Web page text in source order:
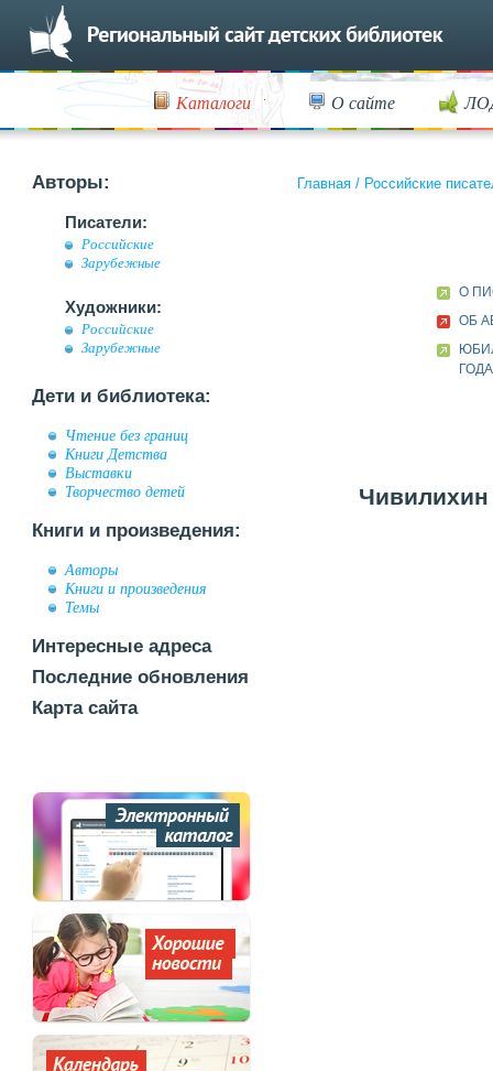
Каталоги О сайте
Авторы:
Писатели:
Российские
Зарубежные
Художники:
Российские
Зарубежные
Дети и библиотека:
Чтение без границ
Книги Детства
Выставки
Творчество детей
Книги и произведения:
Авторы
Книги и произведения
Темы
Интересные адреса
Последние обновления
Карта сайта
Главная / Российские
О
ОБ
ГОДА
Чивилихин